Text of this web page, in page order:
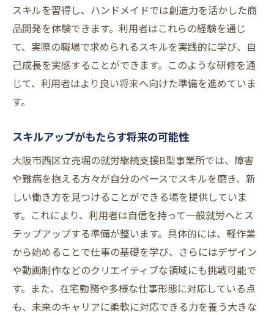
スキルを習得し、ハンドメイドでは創造力を活かした商
品開発を体験できます。利用者はこれらの経験を通じ
て、実際の職場で求められるスキルを実践的に学び、自
己成長を実感することができます。このような研修を通
じて、利用者はより良い将来へ向けた準備を進めていま
す。
スキルアップがもたらす将来の可能性
大阪市西区立売堀の就労継続支援B型事業所では、障害
や難病を抱える方々が自分のペースでスキルを磨き、新
しい働き方を見つけることができる場を提供していま
す。これにより、利用者は自信を持って一般就労へとス
テップアップする準備が整います。具体的には、軽作業
から始めることで仕事の基礎を学び、さらにはデザイン
や動画制作などのクリエイティブな領域にも挑戦可能で
す。また、在宅勤務や多様な仕事形態に対応している点
も、未来のキャリアに柔軟に対応できる力を養う大きな